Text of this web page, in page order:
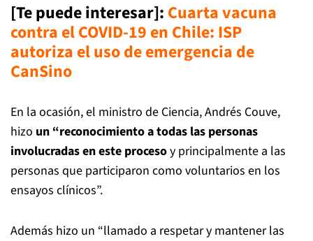
[Te puede interesar]: Cuarta vacuna
contra el COVID-19 en Chile: ISP
autoriza el uso de emergencia de
CanSino
En la ocasión, el ministro de Ciencia, Andrés Couve,
hizo un “reconocimiento a todas las personas
involucradas en este procesoy principalmente a las
personas que participaron como voluntarios en los
ensayos clínicos”.
Además hizo un “llamado a respetar y mantener las